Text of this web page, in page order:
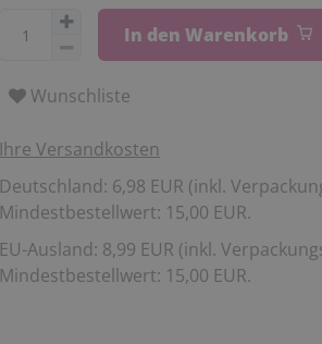
In den Warenkorb
Wunschliste
Ihre Versandkosten
Deutschland: 6,98 EUR (inkl.
Mindestbestellwert: 15,00 EUR.
EU-Ausland: 8,99 EUR (inkl.
Mindestbestellwert: 15,00 EUR.